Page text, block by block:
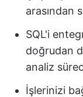
arasından
SQL'i
doğrudan
analiz
İşlerinizi